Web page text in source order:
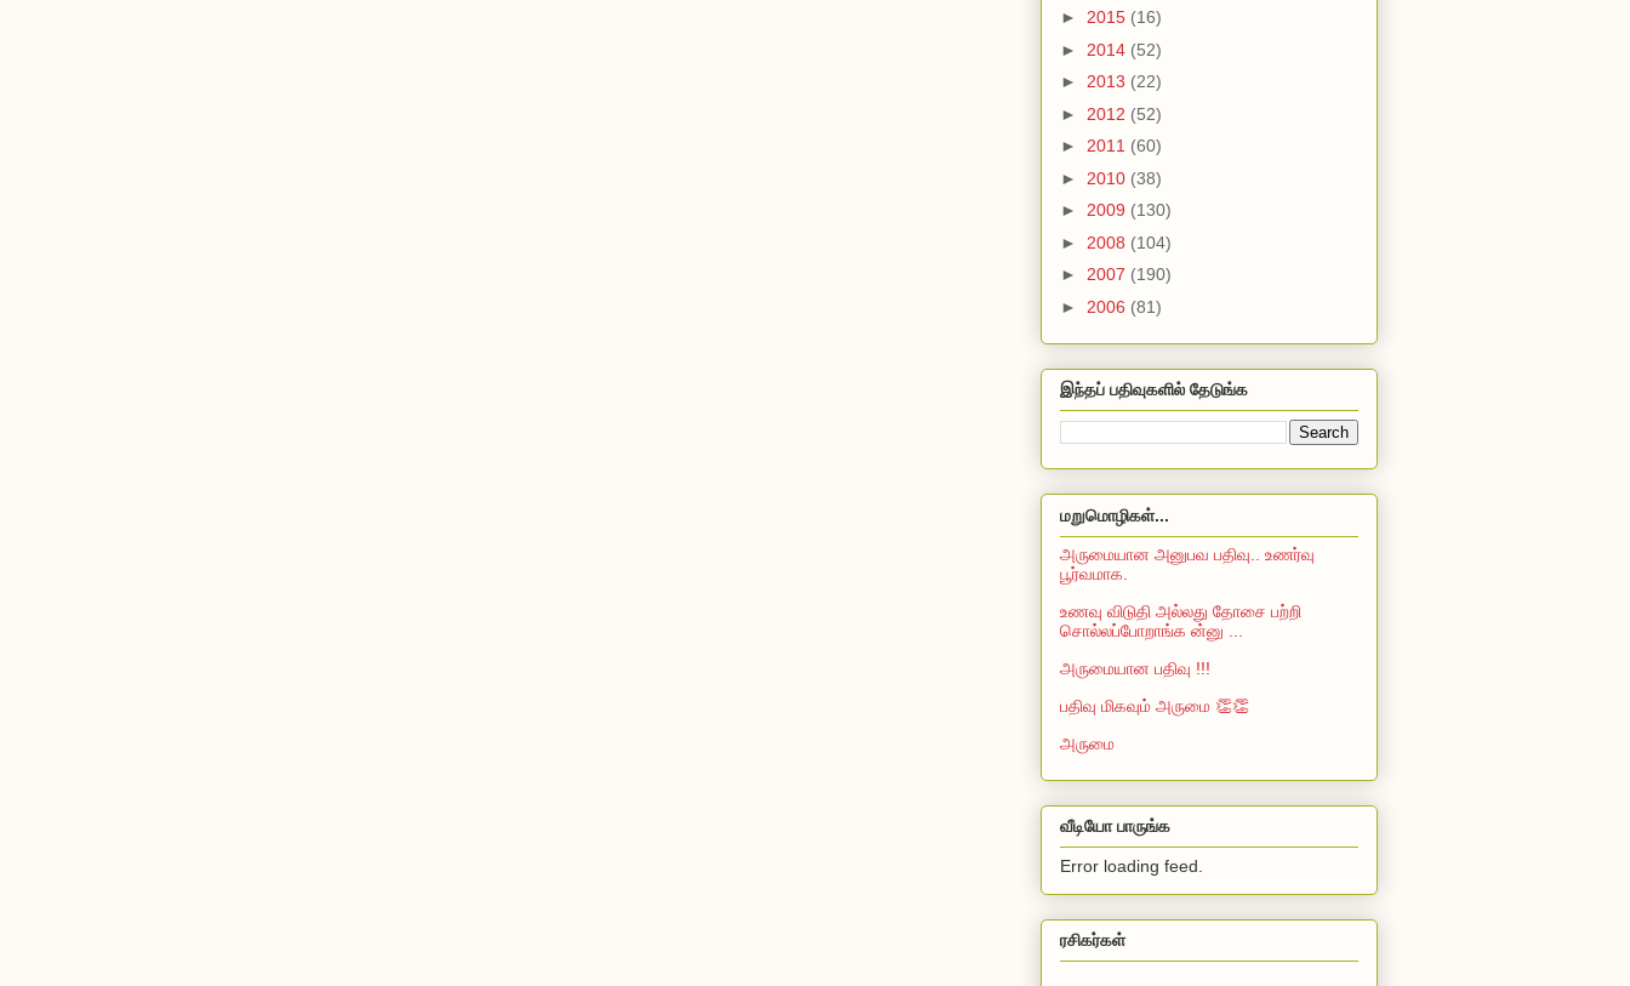
► 2015 (16)
► 2014 (52)
► 2013 (22)
► 2012 (52)
► 2011 (60)
► 2010 (38)
► 2009 (130)
► 2008 (104)
► 2007 (190)
► 2006 (81)
இந்தப் பதிவுகளில் தேடுங்க
மறுமொழிகள்...
அருமையான அனுபவ பதிவு.. உணர்வு
பூர்வமாக.
உணவு விடுதி அல்லது தோசை பற்றி
சொல்லப்போறாங்க ன்னு ...
அருமையான பதிவு !!!
பதிவு மிகவும் அருமை 👏👏
அருமை
வீடியோ பாருங்க
Error loading feed.
ரசிகர்கள்